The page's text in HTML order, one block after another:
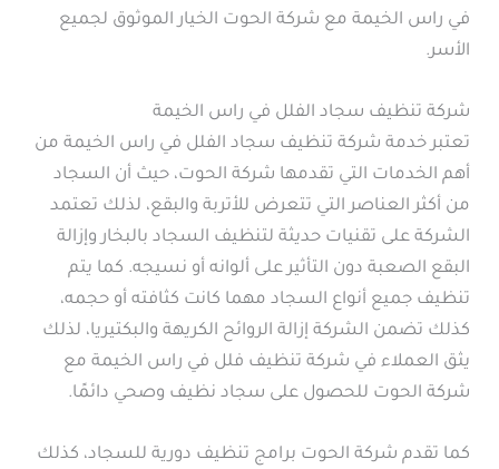
في راس الخيمة مع شركة الحوت الخيار الموثوق لجميع
الأسر.
شركة تنظيف سجاد الفلل في راس الخيمة
تعتبر خدمة شركة تنظيف سجاد الفلل في راس الخيمة من
أهم الخدمات التي تقدمها شركة الحوت، حيث أن السجاد
من أكثر العناصر التي تتعرض للأتربة والبقع، لذلك تعتمد
الشركة على تقنيات حديثة لتنظيف السجاد بالبخار وإزالة
البقع الصعبة دون التأثير على ألوانه أو نسيجه. كما يتم
تنظيف جميع أنواع السجاد مهما كانت كثافته أو حجمه،
كذلك تضمن الشركة إزالة الروائح الكريهة والبكتيريا، لذلك
يثق العملاء في شركة تنظيف فلل في راس الخيمة مع
شركة الحوت للحصول على سجاد نظيف وصحي دائمًا.
كما تقدم شركة الحوت برامج تنظيف دورية للسجاد، كذلك